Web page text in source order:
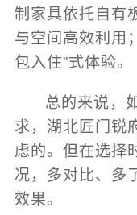
制家具依托自有
与空间高效利用
包入住”式体验。
总的来说，
求，湖北匠门锐
虑的。但在选择
况，多对比、多
效果。